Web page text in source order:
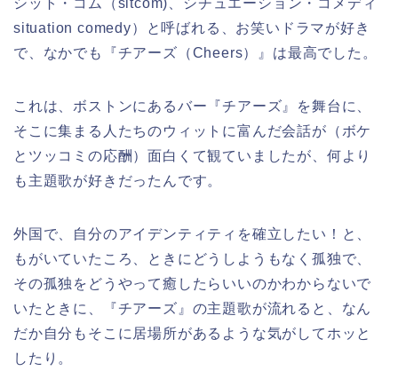
シット・コム（sitcom)、シチュエーション・コメディ
situation comedy）と呼ばれる、お笑いドラマが好き
で、なかでも『チアーズ（Cheers）』は最高でした。
これは、ボストンにあるバー『チアーズ』を舞台に、
そこに集まる人たちのウィットに富んだ会話が（ボケ
とツッコミの応酬）面白くて観ていましたが、何より
も主題歌が好きだったんです。
外国で、自分のアイデンティティを確立したい！と、
もがいていたころ、ときにどうしようもなく孤独で、
その孤独をどうやって癒したらいいのかわからないで
いたときに、『チアーズ』の主題歌が流れると、なん
だか自分もそこに居場所があるような気がしてホッと
したり。